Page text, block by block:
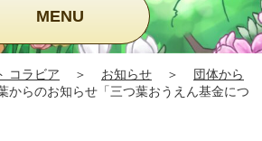
MENU
コラビア ＞ お知らせ ＞
団体から
からのお知らせ「三つ葉おうえん基金につ